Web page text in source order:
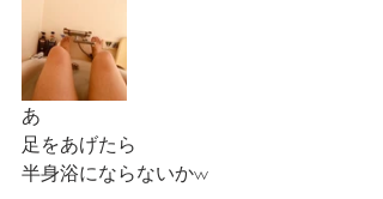
あ
足をあげたら
半身浴にならないかw